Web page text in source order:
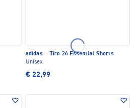
adidas ·
Tiro 26 Essential Shorts
Unisex
€ 22,99